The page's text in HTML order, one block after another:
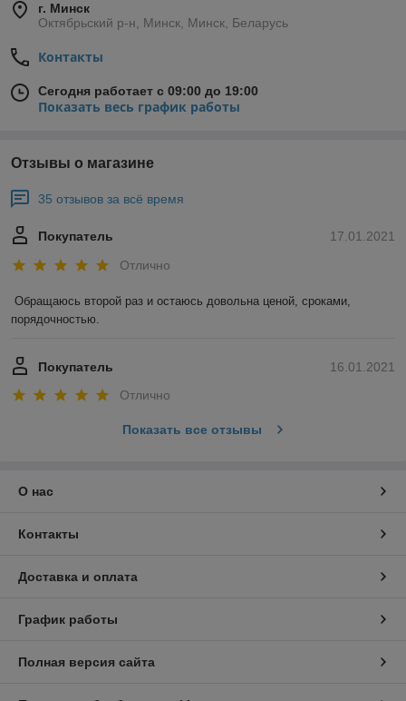
г. Минск
Октябрьский р-н, Минск, Минск, Беларусь
Контакты
Сегодня работает с 09:00 до 19:00
Показать весь график работы
Отзывы о магазине
35 отзывов за всё время
17.01.2021
Покупатель
Отлично
Обращаюсь второй раз и остаюсь довольна ценой, сроками,
порядочностью.
16.01.2021
Покупатель
Отлично
Показать все отзывы
О нас
Контакты
Доставка и оплата
График работы
Полная версия сайта